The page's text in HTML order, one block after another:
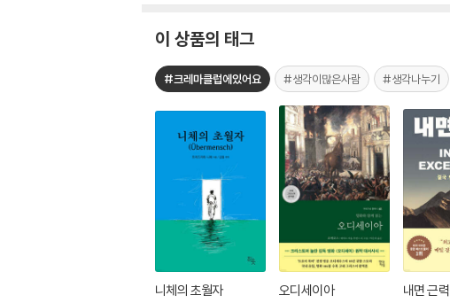
이 상품의 태그
#크레마클럽에있어요 #생각이많은사람 #생각나누기
니체의 초월자 오디세이아 내면 근력